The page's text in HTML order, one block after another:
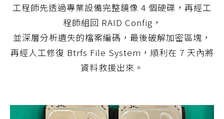
工程師先透過專業設備完整鏡像 4 個硬碟，再經工
程師組回 RAID Config，
並深層分析遺失的檔案編碼，最後破解加密區塊，
再經人工修復 Btrfs File System，順利在 7 天內將
資料救援出來。